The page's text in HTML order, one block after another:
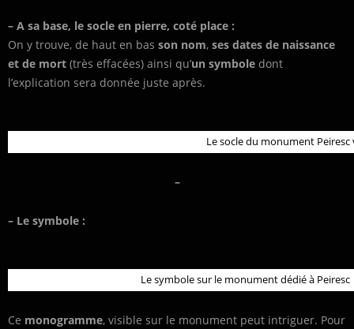
– A sa base, le socle en pierre, coté place :
On y trouve, de haut en bas son nom, ses dates de naissance
et de mort (très effacées) ainsi qu’un symbole dont
l’explication sera donnée juste après.
Le socle du monument Peiresc
–
– Le symbole :
Le symbole sur le monument dédié à Peiresc
Ce monogramme, visible sur le monument peut intriguer. Pour